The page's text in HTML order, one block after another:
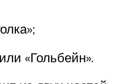
«Гольбейн».